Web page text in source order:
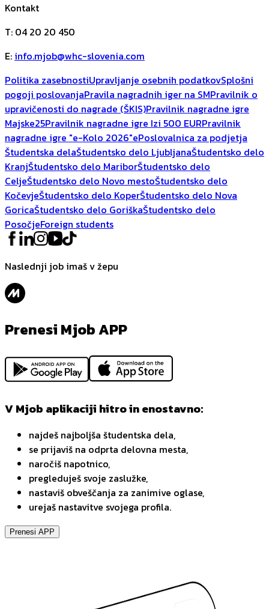
Kontakt
T: 04 20 20 450
E: info.mjob@whc-slovenia.com
Politika zasebnostiUpravljanje osebnih podatkovSplošni
pogoji poslovanjaPravila nagradnih iger na SMPravilnik o
upravičenosti do nagrade (ŠKIS)Pravilnik nagradne igre
Majske25Pravilnik nagradne igre Izi 500 EURPravilnik
nagradne igre "e-Kolo 2026"ePoslovalnica za podjetja
Študentska delaŠtudentsko delo LjubljanaŠtudentsko delo
KranjŠtudentsko delo MariborŠtudentsko delo
CeljeŠtudentsko delo Novo mestoŠtudentsko delo
KočevjeŠtudentsko delo KoperŠtudentsko delo Nova
GoricaŠtudentsko delo GoriškaŠtudentsko delo
PosočjeForeign students
Naslednji job imaš v žepu
Prenesi Mjob APP
V Mjob aplikaciji hitro in enostavno:
najdeš najboljša študentska dela,
se prijaviš na odprta delovna mesta,
naročiš napotnico,
pregleduješ svoje zaslužke,
nastaviš obveščanja za zanimive oglase,
urejaš nastavitve svojega profila.
Prenesi APP